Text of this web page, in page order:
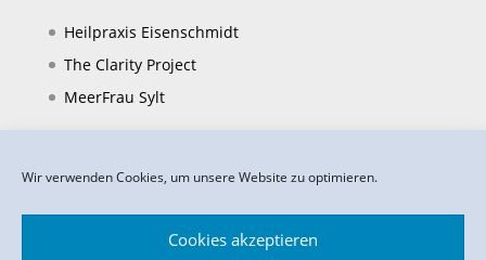
Wir verwenden Cookies, um unsere Website zu optimieren.
Cookies akzeptieren
Heilpraxis Eisenschmidt
The Clarity Project
MeerFrau Sylt